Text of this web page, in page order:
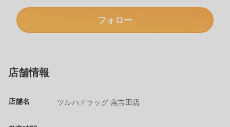
フォロー
店舗情報
店舗名 ツルハドラッグ 燕吉田店